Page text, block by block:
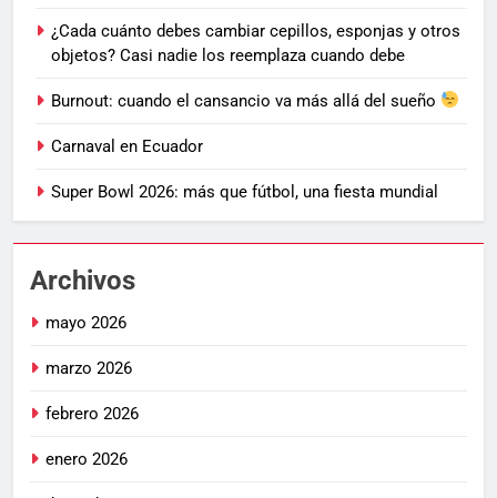
¿Cada cuánto debes cambiar cepillos, esponjas y otros
objetos? Casi nadie los reemplaza cuando debe
Burnout: cuando el cansancio va más allá del sueño
Carnaval en Ecuador
Super Bowl 2026: más que fútbol, una fiesta mundial
Archivos
mayo 2026
marzo 2026
febrero 2026
enero 2026